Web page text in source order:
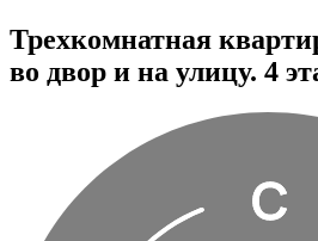
Трехкомнатная
во двор и на улицу. 4